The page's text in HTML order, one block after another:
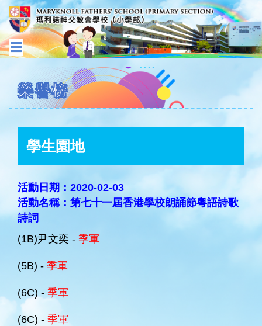
榮譽榜
學生園地
活動日期：2020-02-03
活動名稱：第七十一屆香港學校朗誦節粵語詩歌
詩詞
(1B)尹文奕 - 季軍
(5B) - 季軍
(6C) - 季軍
(6C) - 季軍